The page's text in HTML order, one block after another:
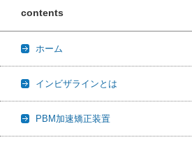
contents
ホーム
インビザラインとは
PBM加速矯正装置